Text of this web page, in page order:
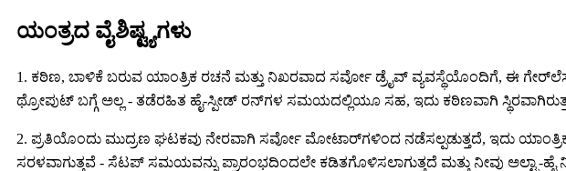
ಯಂತ್ರದ ವೈಶಿಷ್ಟ್ಯಗಳು
1. ಕಠಿಣ, ಬಾಳಿಕೆ ಬರುವ ಯಾಂತ್ರಿಕ ರಚನೆ ಮತ್ತು ನಿಖರವಾದ ಸರ್ವೋ ಡ್ರೈವ್ ವ್ಯವಸ್ಥೆಯೊಂದಿಗೆ, ಈ
ಥ್ರೋಪುಟ್ ಬಗ್ಗೆ ಅಲ್ಲ - ತಡೆರಹಿತ ಹೈ-ಸ್ಪೀಡ್ ರನ್‌ಗಳ ಸಮಯದಲ್ಲಿಯೂ ಸಹ, ಇದು ಕಠಿಣವಾಗಿ
2. ಪ್ರತಿಯೊಂದು ಮುದ್ರಣ ಘಟಕವು ನೇರವಾಗಿ ಸರ್ವೋ ಮೋಟಾರ್‌ಗಳಿಂದ ನಡೆಸಲ್ಪಡುತ್ತದೆ, ಇದು
ಸರಳವಾಗುತ್ತವೆ - ಸೆಟಪ್ ಸಮಯವನ್ನು ಪ್ರಾರಂಭದಿಂದಲೇ ಕಡಿತಗೊಳಿಸಲಾಗುತ್ತದೆ ಮತ್ತು ನೀವು